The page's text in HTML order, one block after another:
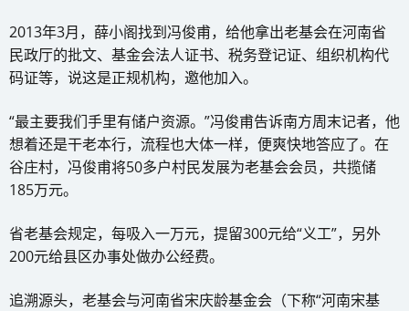
2013年3月，薛小阁找到冯俊甫，给他拿出老基会在河南省
民政厅的批文、基金会法人证书、税务登记证、组织机构代
码证等，说这是正规机构，邀他加入。
“最主要我们手里有储户资源。”冯俊甫告诉南方周末记者，他
想着还是干老本行，流程也大体一样，便爽快地答应了。在
谷庄村，冯俊甫将50多户村民发展为老基会会员，共揽储
185万元。
省老基会规定，每吸入一万元，提留300元给“义工”，另外
200元给县区办事处做办公经费。
追溯源头，老基会与河南省宋庆龄基金会（下称“河南宋基